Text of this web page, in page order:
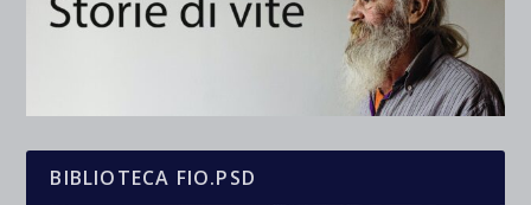
BIBLIOTECA FIO.PSD